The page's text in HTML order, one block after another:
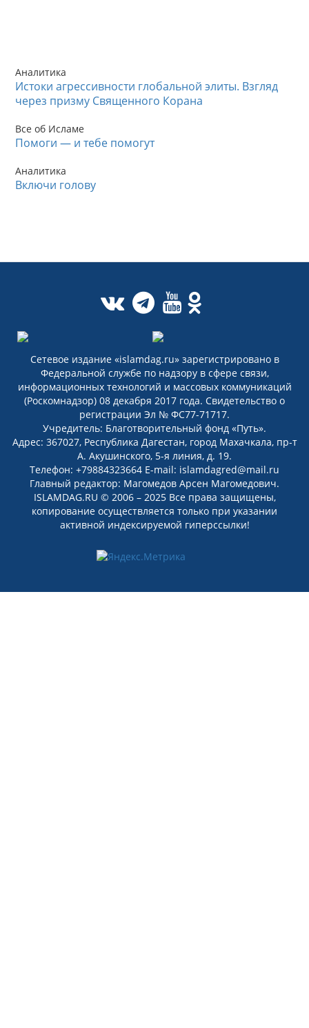
Аналитика
Истоки агрессивности глобальной элиты. Взгляд
через призму Священного Корана
Все об Исламе
Помоги — и тебе помогут
Аналитика
Включи голову
Сетевое издание «islamdag.ru» зарегистрировано в
Федеральной службе по надзору в сфере связи,
информационных технологий и массовых коммуникаций
(Роскомнадзор) 08 декабря 2017 года. Свидетельство о
регистрации Эл № ФС77-71717.
Учредитель: Благотворительный фонд «Путь».
Адрес: 367027, Республика Дагестан, город Махачкала, пр-т
А. Акушинского, 5-я линия, д. 19.
Телефон: +79884323664 E-mail: islamdagred@mail.ru
Главный редактор: Магомедов Арсен Магомедович.
ISLAMDAG.RU © 2006 – 2025 Все права защищены,
копирование осуществляется только при указании
активной индексируемой гиперссылки!